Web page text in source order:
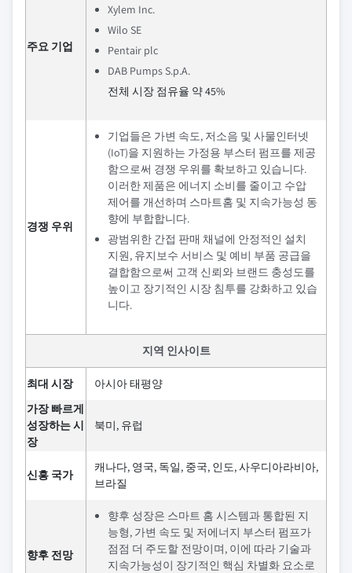
주요 기업
Xylem Inc.
Wilo SE
Pentair plc
DAB Pumps S.p.A.
전체 시장 점유율 약 45%
경쟁 우위
기업들은 가변 속도, 저소음 및 사물인터넷
(IoT)을 지원하는 가정용 부스터 펌프를 제공
함으로써 경쟁 우위를 확보하고 있습니다.
이러한 제품은 에너지 소비를 줄이고 수압
제어를 개선하며 스마트홈 및 지속가능성 동
향에 부합합니다.
광범위한 간접 판매 채널에 안정적인 설치
지원, 유지보수 서비스 및 예비 부품 공급을
결합함으로써 고객 신뢰와 브랜드 충성도를
높이고 장기적인 시장 침투를 강화하고 있습
니다.
지역 인사이트
최대 시장
아시아 태평양
가장 빠르게
성장하는 시
장
북미, 유럽
신흥 국가
캐나다, 영국, 독일, 중국, 인도, 사우디아라비아,
브라질
향후 전망
향후 성장은 스마트 홈 시스템과 통합된 지
능형, 가변 속도 및 저에너지 부스터 펌프가
점점 더 주도할 전망이며, 이에 따라 기술과
지속가능성이 장기적인 핵심 차별화 요소로